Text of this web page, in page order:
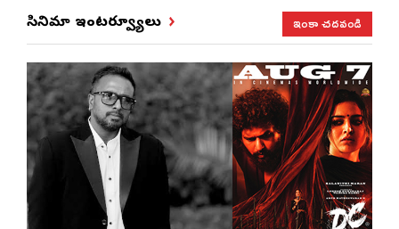
సినిమా ఇంటర్వ్యూలు ఇంకా చదవండి